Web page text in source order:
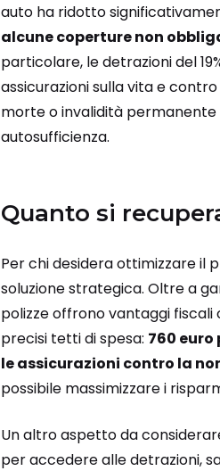
auto ha ridotto
alcune coperture non
particolare, le detrazioni del
assicurazioni sulla vita e
morte o invalidità permanente
autosufficienza.
Quanto si
Per chi desidera ottimizzare il
soluzione strategica. Oltre a
polizze offrono vantaggi
precisi tetti di spesa: 760
le assicurazioni contro la
possibile massimizzare i
Un altro aspetto da
per accedere alle detrazioni,